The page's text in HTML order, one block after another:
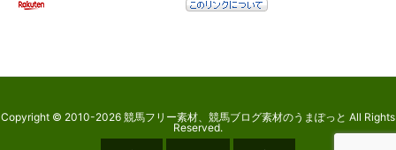
Copyright © 2010-2026 競馬フリー素材、競馬ブログ素材のうまぽっと All Rights
Reserved.